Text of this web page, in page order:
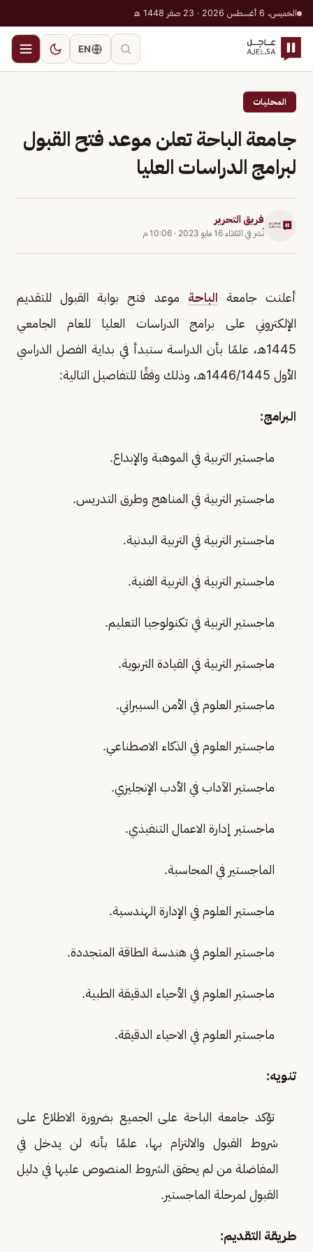
الخميس، 6 أغسطس 2026 · 23 صفر 1448 هـ
EN
المحليات
جامعة الباحة تعلن موعد فتح القبول
لبرامج الدراسات العليا
فريق التحرير
نُشر في الثلاثاء 16 مايو 2023 · 10:06 م
أعلنت جامعة الباحة موعد فتح بوابة القبول للتقديم
الإلكتروني على برامج الدراسات العليا للعام الجامعي
1445هـ، علمًا بأن الدراسة ستبدأ في بداية الفصل الدراسي
الأول 1446/1445هـ، وذلك وفقًا للتفاصيل التالية:
البرامج:
ماجستير التربية في الموهبة والإبداع.
ماجستير التربية في المناهج وطرق التدريس.
ماجستير التربية في التربية البدنية.
ماجستير التربية في التربية الفنية.
ماجستير التربية في تكنولوجيا التعليم.
ماجستير التربية في القيادة التربوية.
ماجستير العلوم في الأمن السيبراني.
ماجستير العلوم في الذكاء الاصطناعي.
ماجستير الآداب في الأدب الإنجليزي.
ماجستير إدارة الاعمال التنفيذي.
الماجستير في المحاسبة.
ماجستير العلوم في الإدارة الهندسية.
ماجستير العلوم في هندسة الطاقة المتجددة.
ماجستير العلوم في الأحياء الدقيقة الطبية.
ماجستير العلوم في الاحياء الدقيقة.
تنويه:
تؤكد جامعة الباحة على الجميع بضرورة الاطلاع على
شروط القبول والالتزام بها، علمًا بأنه لن يدخل في
المفاضلة من لم يحقق الشروط المنصوص عليها في دليل
القبول لمرحلة الماجستير.
طريقة التقديم: